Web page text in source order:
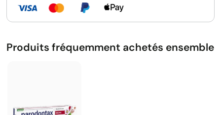
Produits fréquemment achetés ensemble